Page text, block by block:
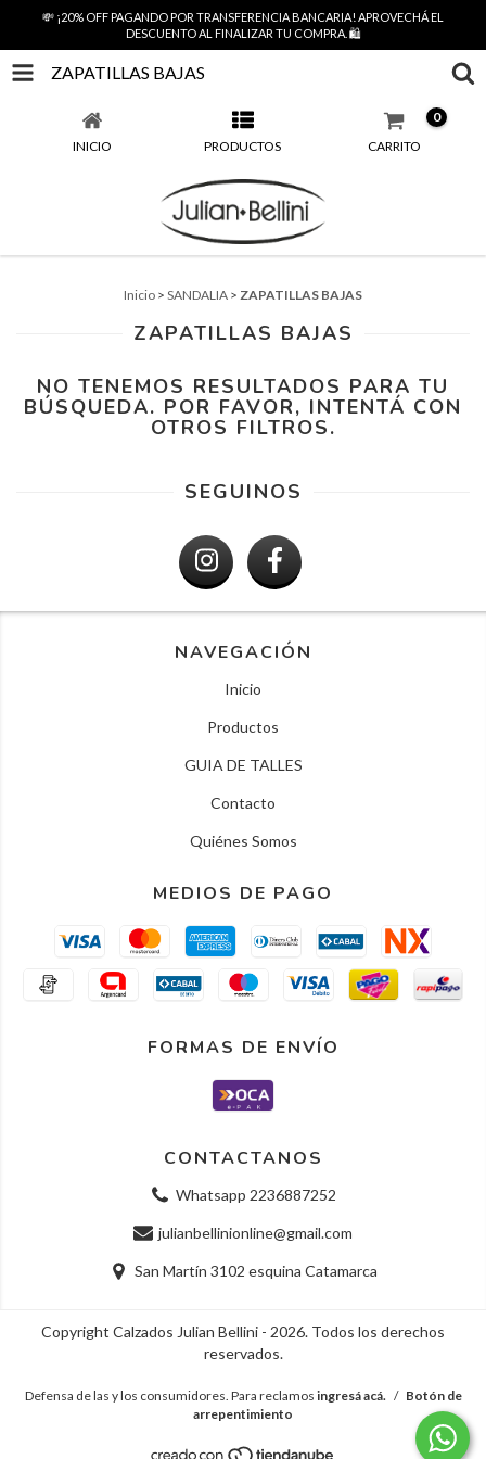
💸 ¡20% OFF PAGANDO POR TRANSFERENCIA BANCARIA! APROVECHÁ EL
DESCUENTO AL FINALIZAR TU COMPRA. 🛍️
ZAPATILLAS BAJAS
INICIO PRODUCTOS CARRITO
0
Inicio > SANDALIA > ZAPATILLAS BAJAS
ZAPATILLAS BAJAS
NO TENEMOS RESULTADOS PARA TU
BÚSQUEDA. POR FAVOR, INTENTÁ CON
OTROS FILTROS.
SEGUINOS
NAVEGACIÓN
Inicio
Productos
GUIA DE TALLES
Contacto
Quiénes Somos
MEDIOS DE PAGO
FORMAS DE ENVÍO
CONTACTANOS
Whatsapp 2236887252
julianbellinionline@gmail.com
San Martín 3102 esquina Catamarca
Copyright Calzados Julian Bellini - 2026. Todos los derechos
reservados.
Defensa de las y los consumidores. Para reclamos ingresá acá. / Botón de
arrepentimiento